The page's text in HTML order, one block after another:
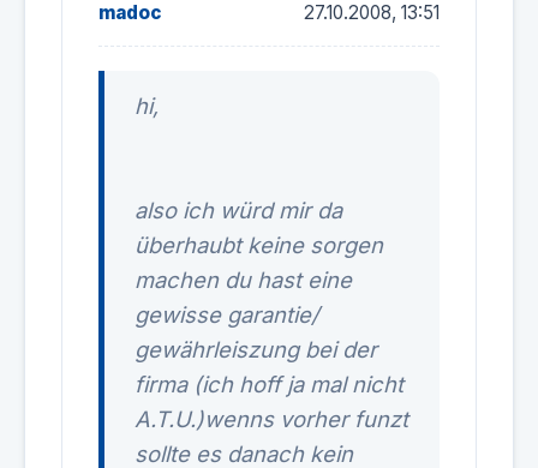
madoc 27.10.2008, 13:51
hi,
also ich würd mir da
überhaubt keine sorgen
machen du hast eine
gewisse garantie/
gewährleiszung bei der
firma (ich hoff ja mal nicht
A.T.U.)wenns vorher funzt
sollte es danach kein